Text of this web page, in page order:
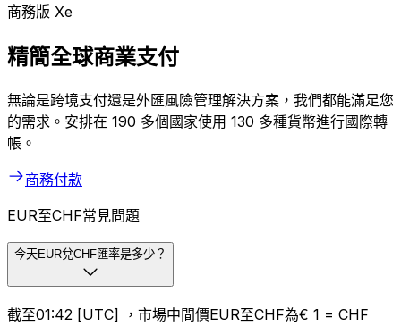
商務版 Xe
精簡全球商業支付
無論是跨境支付還是外匯風險管理解決方案，我們都能滿足您
的需求。安排在 190 多個國家使用 130 多種貨幣進行國際轉
帳。
商務付款
EUR至CHF常見問題
今天EUR兌CHF匯率是多少？
截至01:42 [UTC] ，市場中間價EUR至CHF為€ 1 = CHF